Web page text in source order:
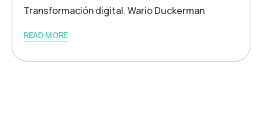
Transformación digital,Wario Duckerman
READ MORE